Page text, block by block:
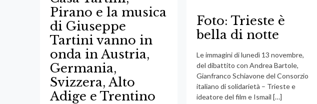
Pirano e la musica
di Giuseppe
Tartini vanno in
onda in Austria,
Germania,
Svizzera, Alto
Adige e Trentino
Foto: Trieste è
bella di notte
Le immagini di lunedì 13 novembre,
del dibattito con Andrea Bartole,
Gianfranco Schiavone del Consorzio
italiano di solidarietà – Trieste e
ideatore del film e Ismail […]